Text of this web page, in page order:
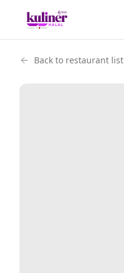
Back to restaurant list